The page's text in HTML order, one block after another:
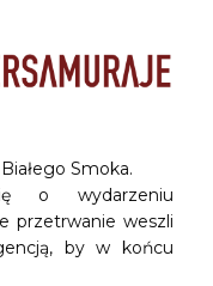
Smoka.
o wydarzeniu
przetrwanie weszli
by w końcu